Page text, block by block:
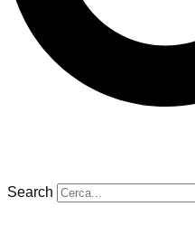
Search